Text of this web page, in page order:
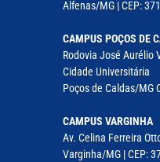
Alfenas/MG | CEP:
CAMPUS POÇOS DE
Rodovia José Aurélio
Cidade Universitária
Poços de Caldas/MG
CAMPUS VARGINHA
Av. Celina Ferreira
Varginha/MG | CEP: